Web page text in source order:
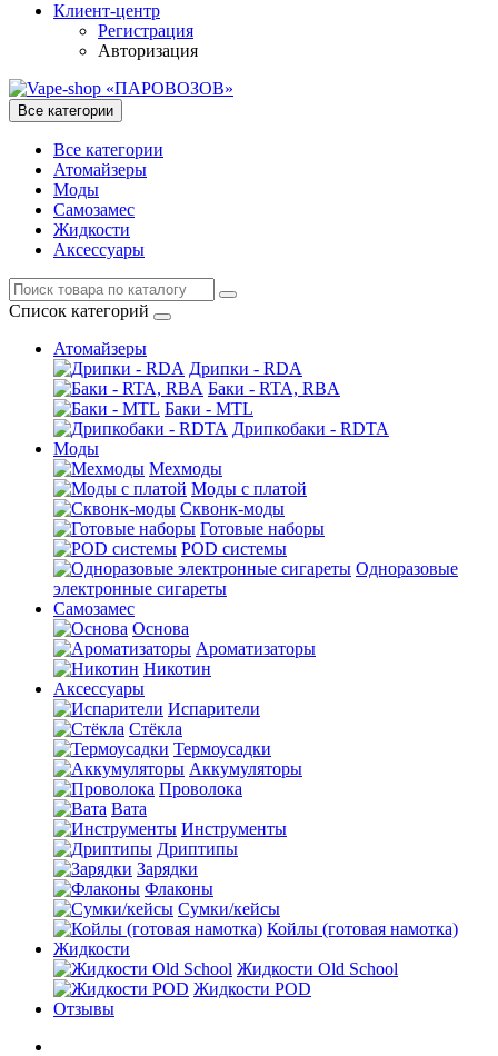
Клиент-центр
Регистрация
Авторизация
Все категории
Все категории
Атомайзеры
Моды
Самозамес
Жидкости
Аксессуары
Список категорий
Атомайзеры
Дрипки - RDA
Баки - RTA, RBA
Баки - MTL
Дрипкобаки - RDTA
Моды
Мехмоды
Моды с платой
Сквонк-моды
Готовые наборы
POD системы
Одноразовые
электронные сигареты
Самозамес
Основа
Ароматизаторы
Никотин
Аксессуары
Испарители
Стёкла
Термоусадки
Аккумуляторы
Проволока
Вата
Инструменты
Дриптипы
Зарядки
Флаконы
Сумки/кейсы
Койлы (готовая намотка)
Жидкости
Жидкости Old School
Жидкости POD
Отзывы